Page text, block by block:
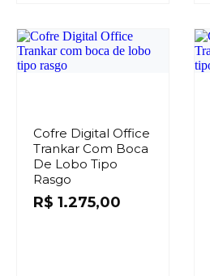
Cofre Digital Office
Trankar Com Boca
De Lobo Tipo
Rasgo
R$ 1.275,00